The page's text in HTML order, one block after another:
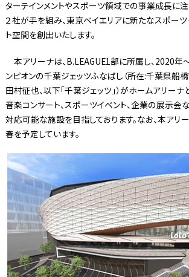
ターテインメントやスポーツ領域での事業成長に
２社が手を組み、東京ベイエリアに新たなスポーツ
ト空間を創出いたします。
本アリーナは、B.LEAGUE1部に所属し、2020年
ンピオンの千葉ジェッツふなばし（所在:千葉県船
田村征也、以下「千葉ジェッツ」）がホームアリーナ
音楽コンサート、スポーツイベント、企業の展示会
対応可能な施設を目指しております。なお、本ア
春を予定しています。